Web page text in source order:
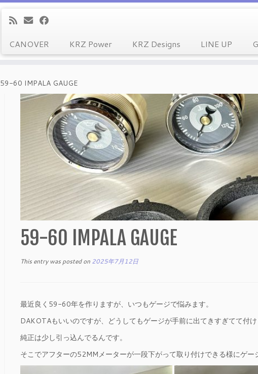
CANOVER KRZ Power KRZ Designs LINE UP
59-60 IMPALA GAUGE
59-60 IMPALA GAUGE
This entry was posted on 2025年7月12日
最近良く59-60年を作りますが、いつもゲージで悩みます。
DAKOTAもいいのですが、どうしてもゲージが手前に出てきすぎてて付け
純正は少し引っ込んでるんです。
そこでアフターの52MMメーターが一段下がって取り付けできる様にゲー